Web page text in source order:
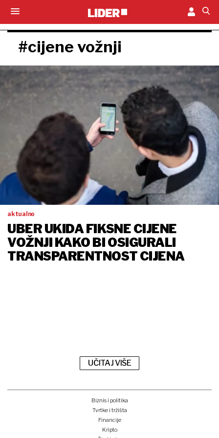
#cijene vožnji
aktualno
UBER UKIDA FIKSNE CIJENE
VOŽNJI KAKO BI OSIGURALI
TRANSPARENTNOST CIJENA
UČITAJ VIŠE
Biznis i politika
Tvrtke i tržišta
Financije
Kripto